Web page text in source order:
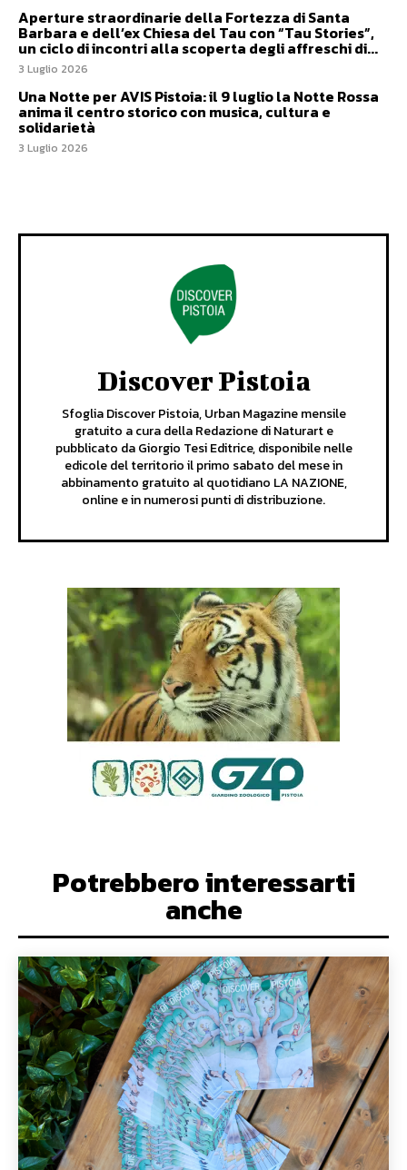
Aperture straordinarie della Fortezza di Santa
Barbara e dell’ex Chiesa del Tau con “Tau Stories”,
un ciclo di incontri alla scoperta degli affreschi di...
3 Luglio 2026
Una Notte per AVIS Pistoia: il 9 luglio la Notte Rossa
anima il centro storico con musica, cultura e
solidarietà
3 Luglio 2026
Discover Pistoia
Sfoglia Discover Pistoia, Urban Magazine mensile
gratuito a cura della Redazione di Naturart e
pubblicato da Giorgio Tesi Editrice, disponibile nelle
edicole del territorio il primo sabato del mese in
abbinamento gratuito al quotidiano LA NAZIONE,
online e in numerosi punti di distribuzione.
Potrebbero interessarti
anche